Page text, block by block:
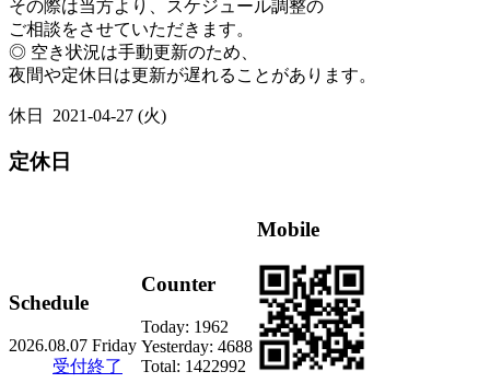
その際は当方より、スケジュール調整の
ご相談をさせていただきます。
◎ 空き状況は手動更新のため、
夜間や定休日は更新が遅れることがあります。
休日 2021-04-27 (火)
定休日
Schedule
2026.08.07 Friday
受付終了
Counter
Today: 1962
Yesterday: 4688
Total: 1422992
Mobile